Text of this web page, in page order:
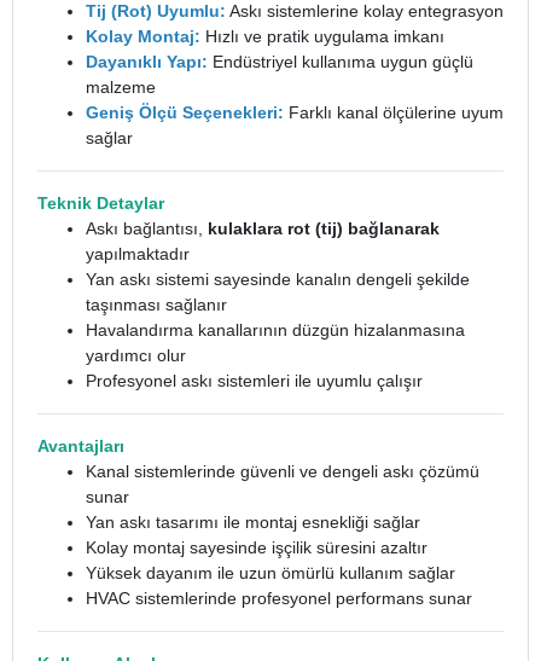
Tij (Rot) Uyumlu: Askı sistemlerine kolay entegrasyon
Kolay Montaj: Hızlı ve pratik uygulama imkanı
Dayanıklı Yapı: Endüstriyel kullanıma uygun güçlü
malzeme
Geniş Ölçü Seçenekleri: Farklı kanal ölçülerine uyum
sağlar
Teknik Detaylar
Askı bağlantısı, kulaklara rot (tij) bağlanarak
yapılmaktadır
Yan askı sistemi sayesinde kanalın dengeli şekilde
taşınması sağlanır
Havalandırma kanallarının düzgün hizalanmasına
yardımcı olur
Profesyonel askı sistemleri ile uyumlu çalışır
Avantajları
Kanal sistemlerinde güvenli ve dengeli askı çözümü
sunar
Yan askı tasarımı ile montaj esnekliği sağlar
Kolay montaj sayesinde işçilik süresini azaltır
Yüksek dayanım ile uzun ömürlü kullanım sağlar
HVAC sistemlerinde profesyonel performans sunar